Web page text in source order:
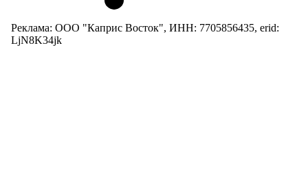
Реклама: ООО "Каприс Восток", ИНН: 7705856435, erid:
LjN8K34jk